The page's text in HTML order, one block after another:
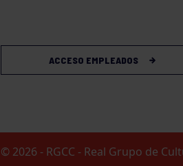
ACCESO EMPLEADOS
© 2026 - RGCC - Real Grupo de